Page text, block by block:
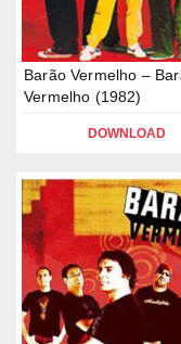
Barão Vermelho –
Vermelho (1982)
DOWNLOAD